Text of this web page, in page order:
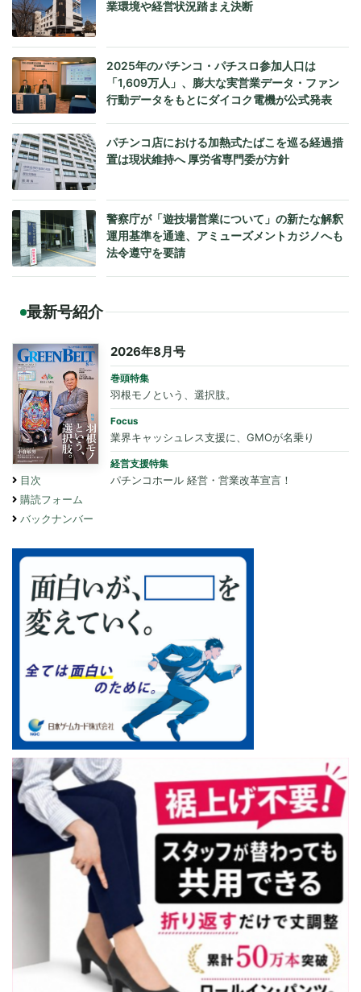
業環境や経営状況踏まえ決断
2025年のパチンコ・パチスロ参加人口は
「1,609万人」、膨大な実営業データ・ファン
行動データをもとにダイコク電機が公式発表
パチンコ店における加熱式たばこを巡る経過措
置は現状維持へ 厚労省専門委が方針
警察庁が「遊技場営業について」の新たな解釈
運用基準を通達、アミューズメントカジノへも
法令遵守を要請
最新号紹介
目次
購読フォーム
バックナンバー
2026年8月号
巻頭特集
羽根モノという、選択肢。
Focus
業界キャッシュレス支援に、GMOが名乗り
経営支援特集
パチンコホール 経営・営業改革宣言！